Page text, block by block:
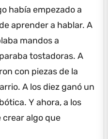
había empezado a
aprender a hablar. A
mandos a
tostadoras. A
con piezas de la
A los diez ganó un
Y ahora, a los
algo que